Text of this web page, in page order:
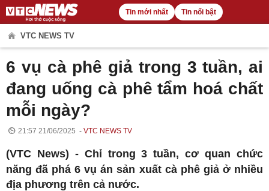
Tin mới nhất Tin nổi bật
VTC NEWS TV
6 vụ cà phê giả trong 3 tuần, ai
đang uống cà phê tẩm hoá chất
mỗi ngày?
21:57 21/06/2025 VTC NEWS TV
(VTC News) - Chỉ trong 3 tuần, cơ quan chức
năng đã phá 6 vụ án sản xuất cà phê giả ở nhiều
địa phương trên cả nước.